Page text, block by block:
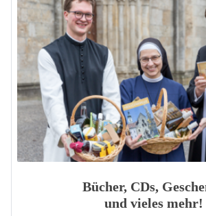
Bücher, CDs,
und vieles mehr!